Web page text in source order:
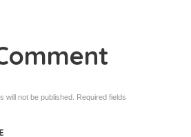
will not be published. Required fields